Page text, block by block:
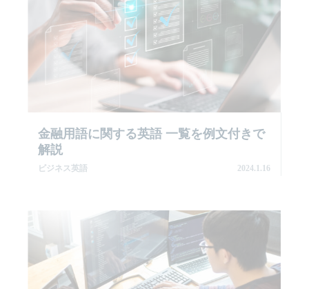
金融用語に関する英語 一覧を例文付きで
解説
ビジネス英語 2024.1.16